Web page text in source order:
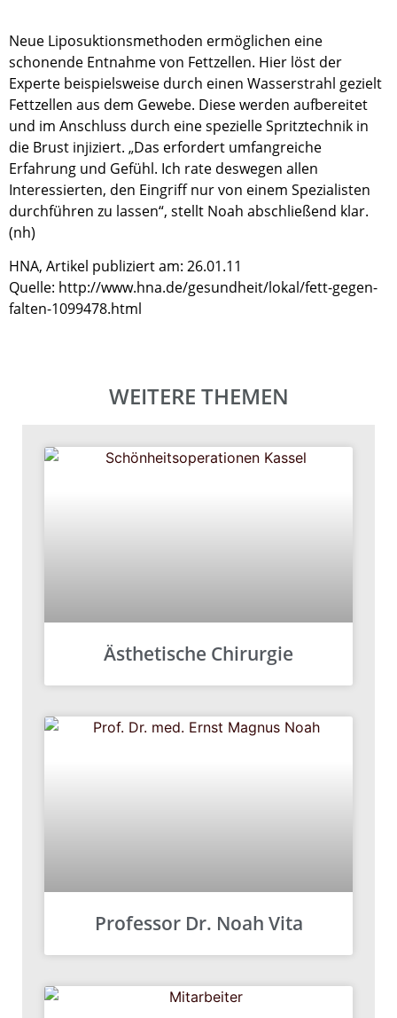
Neue Liposuktionsmethoden ermöglichen eine
schonende Entnahme von Fettzellen. Hier löst der
Experte beispielsweise durch einen Wasserstrahl gezielt
Fettzellen aus dem Gewebe. Diese werden aufbereitet
und im Anschluss durch eine spezielle Spritztechnik in
die Brust injiziert. „Das erfordert umfangreiche
Erfahrung und Gefühl. Ich rate deswegen allen
Interessierten, den Eingriff nur von einem Spezialisten
durchführen zu lassen“, stellt Noah abschließend klar.
(nh)
HNA, Artikel publiziert am: 26.01.11
Quelle: http://www.hna.de/gesundheit/lokal/fett-gegen-
falten-1099478.html
WEITERE THEMEN
Ästhetische Chirurgie
Professor Dr. Noah Vita